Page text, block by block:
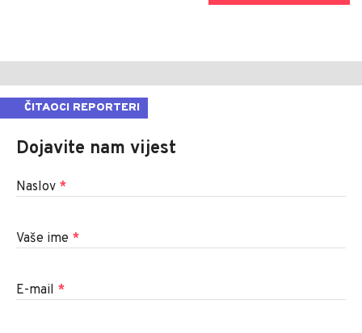
ČITAOCI REPORTERI
Dojavite nam vijest
Naslov *
Vaše ime *
E-mail *